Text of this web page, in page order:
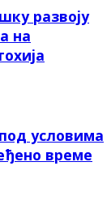
развоју
на
условима
време